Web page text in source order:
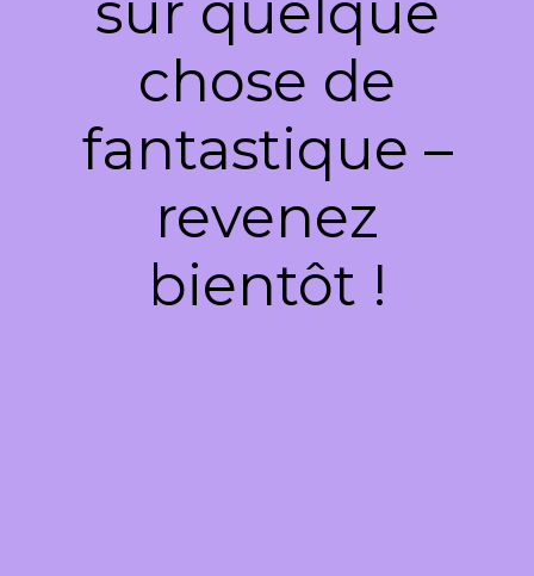
chose de
fantastique –
revenez
bientôt !